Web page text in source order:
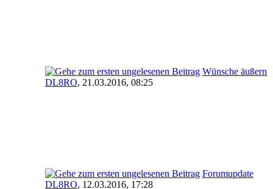
Wünsche äußern
DL8RO, 21.03.2016, 08:25
Forumupdate
DL8RO, 12.03.2016, 17:28